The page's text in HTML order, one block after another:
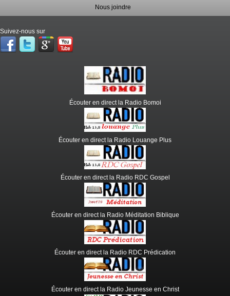
Nous joindre
Suivez-nous sur
Écouter en direct la Radio Bomoi
Écouter en direct la Radio Louange Plus
Écouter en direct la Radio RDC Gospel
Écouter en direct la Radio Méditation Biblique
Écouter en direct la Radio RDC Prédication
Écouter en direct la Radio Jeunesse en Christ